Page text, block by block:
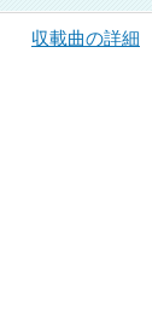
収載曲の詳細